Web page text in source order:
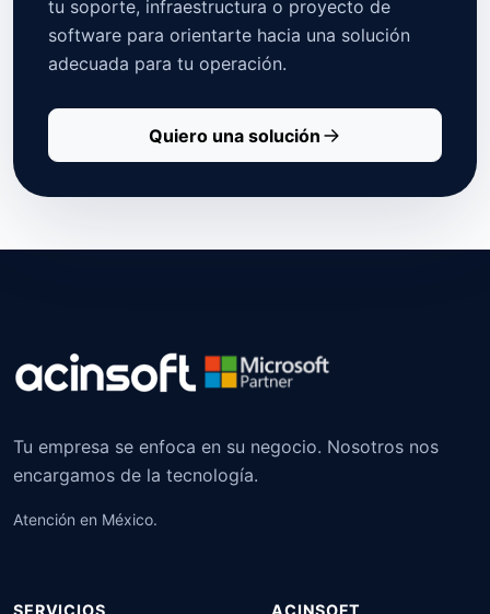
tu soporte, infraestructura o proyecto de
software para orientarte hacia una solución
adecuada para tu operación.
Quiero una solución
Tu empresa se enfoca en su negocio. Nosotros nos
encargamos de la tecnología.
Atención en México.
SERVICIOS ACINSOFT